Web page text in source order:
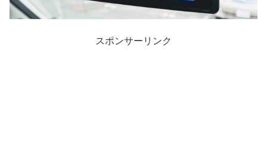
スポンサーリンク